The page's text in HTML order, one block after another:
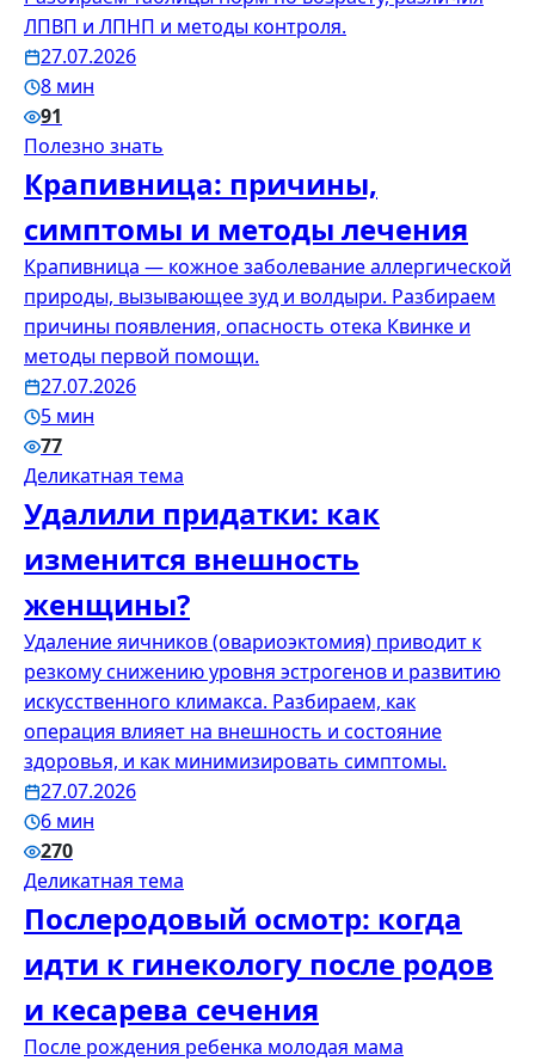
ЛПВП и ЛПНП и методы контроля.
27.07.2026
8 мин
91
Полезно знать
Крапивница: причины,
симптомы и методы лечения
Крапивница — кожное заболевание аллергической
природы, вызывающее зуд и волдыри. Разбираем
причины появления, опасность отека Квинке и
методы первой помощи.
27.07.2026
5 мин
77
Деликатная тема
Удалили придатки: как
изменится внешность
женщины?
Удаление яичников (овариоэктомия) приводит к
резкому снижению уровня эстрогенов и развитию
искусственного климакса. Разбираем, как
операция влияет на внешность и состояние
здоровья, и как минимизировать симптомы.
27.07.2026
6 мин
270
Деликатная тема
Послеродовый осмотр: когда
идти к гинекологу после родов
и кесарева сечения
После рождения ребенка молодая мама